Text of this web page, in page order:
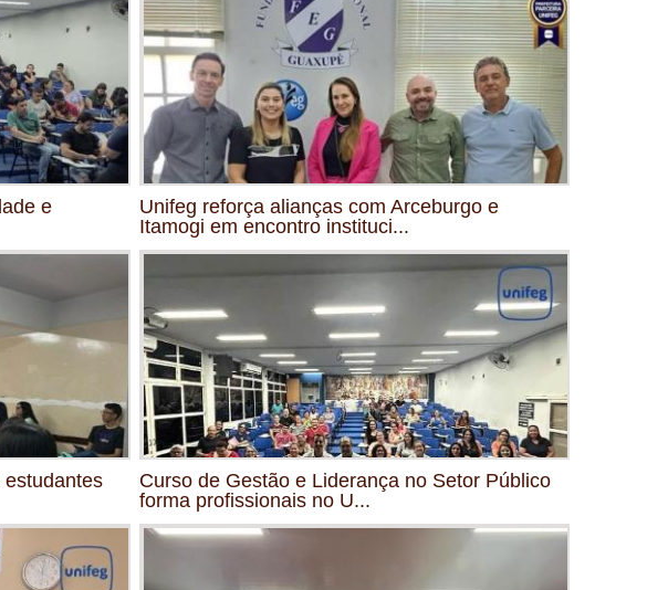
e
Unifeg reforça alianças com Arceburgo e
Itamogi em encontro instituci...
Curso de Gestão e Liderança no Setor Público
forma profissionais no U...